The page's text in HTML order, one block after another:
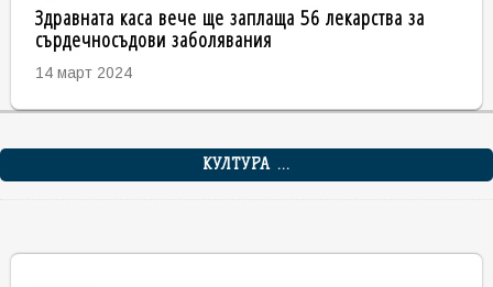
Здравната каса вече ще заплаща 56 лекарства за
сърдечносъдови заболявания
14 март 2024
КУЛТУРА ...